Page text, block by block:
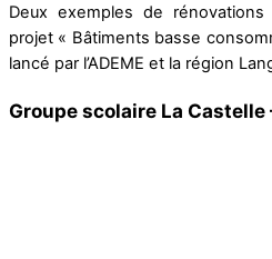
Deux exemples de
projet « Bâtiments basse
lancé par l’ADEME et la région
Groupe scolaire La Castelle